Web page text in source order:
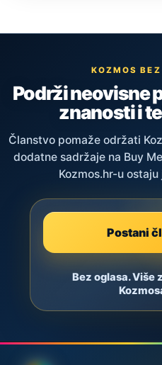
KOZMOS
Podrži neovisne
znanosti i
Članstvo pomaže održati
dodatne sadržaje na Buy
Kozmos.hr-u
Postani
Bez oglasa. Više